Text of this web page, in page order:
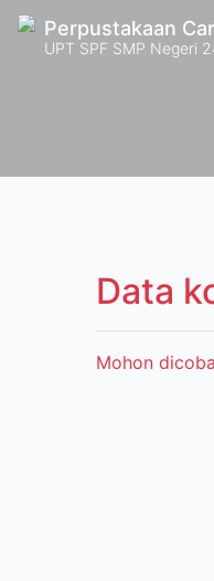
Perpustakaan
UPT SPF SMP Negeri
Data
Mohon